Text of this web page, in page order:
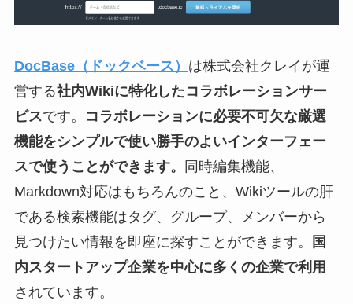
DocBase（ドックベース） は株式会社クレイが運
営する社内Wikiに特化したコラボレーションサー
ビスです。
コラボレーションに必要不可欠な厳選
機能をシンプルで使い勝手のよいインターフェー
スで使うことができます。
同時編集機能、
Markdown対応はもちろんのこと、Wikiツールの肝
である検索機能はタグ、グループ、メンバーから
見つけたい情報を即座に探すことができます。
国
内スタートアップ企業を中心に多くの企業で利用
されています。